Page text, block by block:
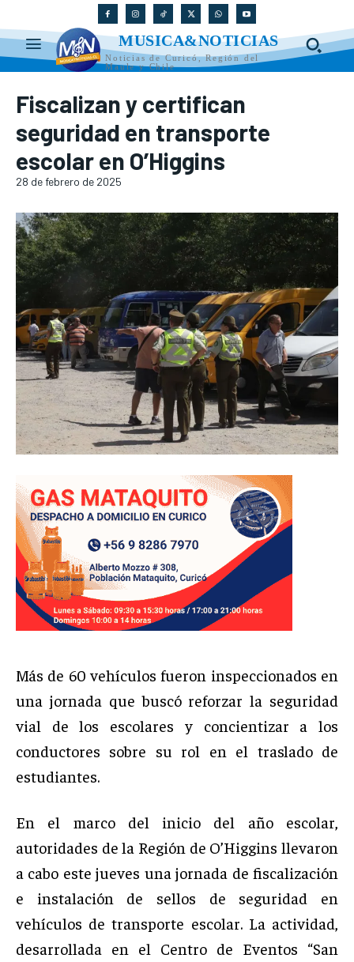
MUSICA&NOTICIAS
Noticias de Curicó, Región del
Maule y Chile
Fiscalizan y certifican
seguridad en transporte
escolar en O’Higgins
28 de febrero de 2025
Más de 60 vehículos fueron inspeccionados en
una jornada que buscó reforzar la seguridad
vial de los escolares y concientizar a los
conductores sobre su rol en el traslado de
estudiantes.
En el marco del inicio del año escolar,
autoridades de la Región de O’Higgins llevaron
a cabo este jueves una jornada de fiscalización
e instalación de sellos de seguridad en
vehículos de transporte escolar. La actividad,
desarrollada en el Centro de Eventos “San